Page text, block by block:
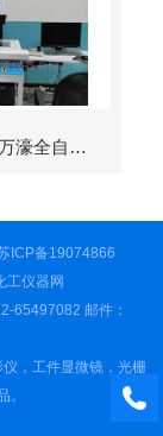
CS-3020H万濠全自动影像仪
ICP备19074866
工仪器网
65497082 邮件：
，工件显微镜，光栅
。